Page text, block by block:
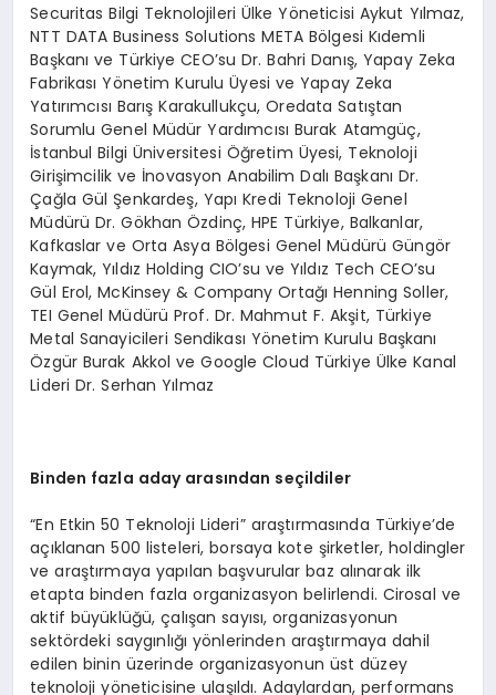
Securitas Bilgi Teknolojileri Ülke Yöneticisi Aykut Yılmaz,
NTT DATA Business Solutions META Bölgesi Kıdemli
Başkanı ve Türkiye CEO’su Dr. Bahri Danış, Yapay Zeka
Fabrikası Yönetim Kurulu Üyesi ve Yapay Zeka
Yatırımcısı Barış Karakullukçu, Oredata Satıştan
Sorumlu Genel Müdür Yardımcısı Burak Atamgüç,
İstanbul Bilgi Üniversitesi Öğretim Üyesi, Teknoloji
Girişimcilik ve İnovasyon Anabilim Dalı Başkanı Dr.
Çağla Gül Şenkardeş, Yapı Kredi Teknoloji Genel
Müdürü Dr. Gökhan Özdinç, HPE Türkiye, Balkanlar,
Kafkaslar ve Orta Asya Bölgesi Genel Müdürü Güngör
Kaymak, Yıldız Holding CIO’su ve Yıldız Tech CEO’su
Gül Erol, McKinsey & Company Ortağı Henning Soller,
TEI Genel Müdürü Prof. Dr. Mahmut F. Akşit, Türkiye
Metal Sanayicileri Sendikası Yönetim Kurulu Başkanı
Özgür Burak Akkol ve Google Cloud Türkiye Ülke Kanal
Lideri Dr. Serhan Yılmaz
Binden fazla aday arasından seçildiler
“En Etkin 50 Teknoloji Lideri” araştırmasında Türkiye’de
açıklanan 500 listeleri, borsaya kote şirketler, holdingler
ve araştırmaya yapılan başvurular baz alınarak ilk
etapta binden fazla organizasyon belirlendi. Cirosal ve
aktif büyüklüğü, çalışan sayısı, organizasyonun
sektördeki saygınlığı yönlerinden araştırmaya dahil
edilen binin üzerinde organizasyonun üst düzey
teknoloji yöneticisine ulaşıldı. Adaylardan, performans